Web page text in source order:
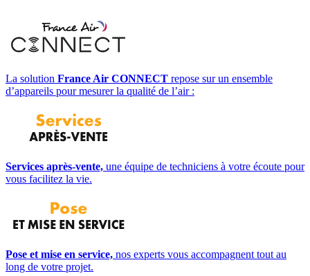
La solution France Air CONNECT repose sur un ensemble
d’appareils pour mesurer la qualité de l’air :
Services après-vente, une équipe de techniciens à votre écoute pour
vous facilitez la vie.
Pose et mise en service, nos experts vous accompagnent tout au
long de votre projet.